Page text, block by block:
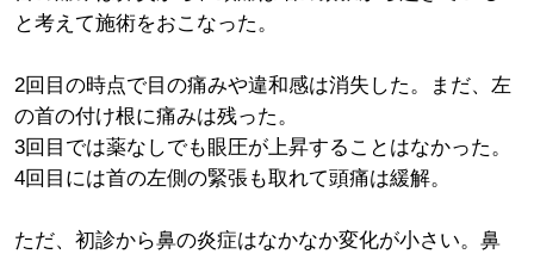
と考えて施術をおこなった。
2回目の時点で目の痛みや違和感は消失した。まだ、左
の首の付け根に痛みは残った。
3回目では薬なしでも眼圧が上昇することはなかった。
4回目には首の左側の緊張も取れて頭痛は緩解。
ただ、初診から鼻の炎症はなかなか変化が小さい。鼻